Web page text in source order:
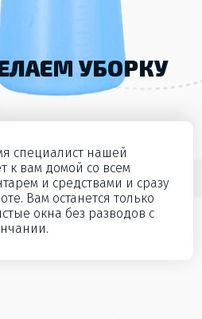
УБОРКУ
специалист нашей
к вам домой со всем
и средствами и сразу
Вам останется только
окна без разводов с